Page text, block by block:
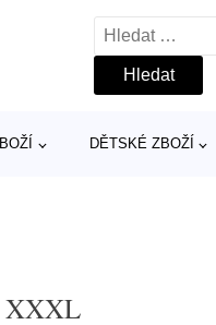
Vyhledávání
DĚTSKÉ ZBOŽÍ
XXXL